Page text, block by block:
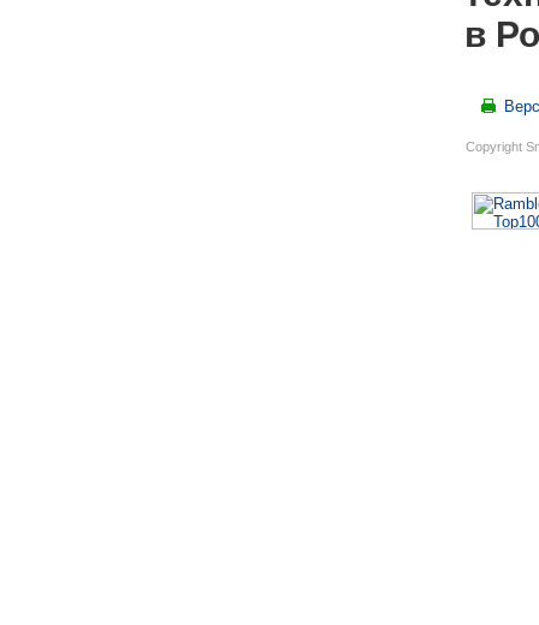
в
Copyright